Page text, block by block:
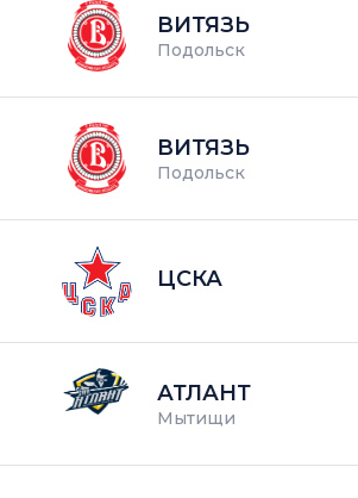
ВИТЯЗЬ
Подольск
ВИТЯЗЬ
Подольск
ЦСКА
АТЛАНТ
Мытищи